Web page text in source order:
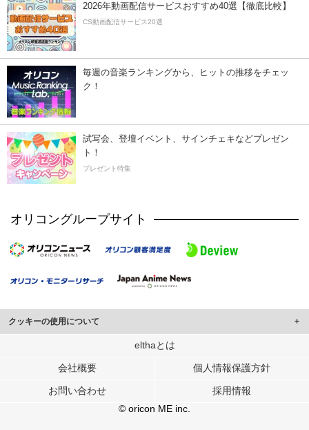
2026年動画配信サービスおすすめ40選【徹底比較】
CS動画配信サービス20選
毎週の音楽ランキングから、ヒットの推移をチェッ
ク！
試写会、登壇イベント、サインチェキなどプレゼン
ト！
プレゼント特集
オリコングループサイト
クッキーの使用について
このサイトでは Cookie を使用して、ユーザーに合わせたコンテンツや広告の
行っています。
メディアや広告配信、データ解析の各パートナーに提供しています。
各パートナーは、この情報とユーザーが各パートナーに提供した他の情報や、
ユーザーが各パートナーのサービスを使用したときに収集した他の情報を組み
elthaとは
会社概要 個人情報保護方針
お問い合わせ
採用情報
© oricon ME inc.